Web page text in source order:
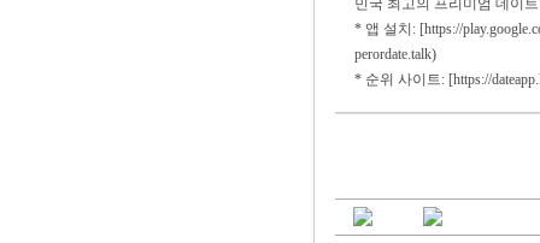
민국 최고의 프리미엄 데이
* 앱 설치: [https://
perordate.talk)
* 순위 사이트: [https://